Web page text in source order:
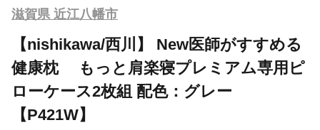
滋賀県 近江八幡市
【nishikawa/西川】 New医師がすすめる
健康枕 もっと肩楽寝プレミアム専用ピ
ローケース2枚組 配色：グレー
【P421W】